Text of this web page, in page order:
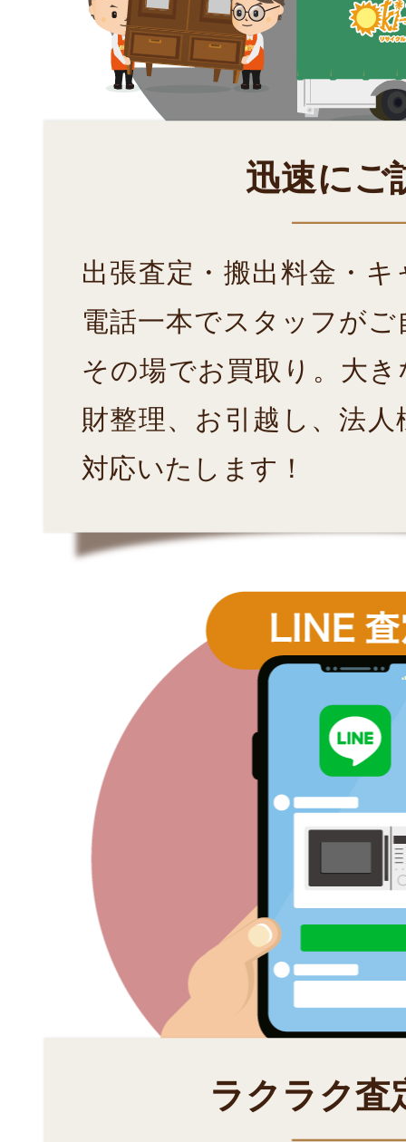
迅速にご
出張査定・搬出料金・
電話一本でスタッフが
その場でお買取り。大
財整理、お引越し、法
対応いたします！
ラクラク査